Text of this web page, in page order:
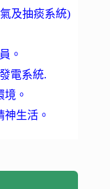
及抽痰系統)
。
電系統.
。
生活。